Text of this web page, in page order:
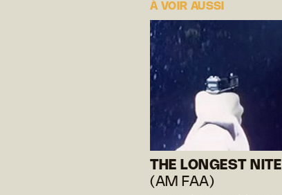
À VOIR AUSSI
THE LONGEST NITE
(AM FAA)